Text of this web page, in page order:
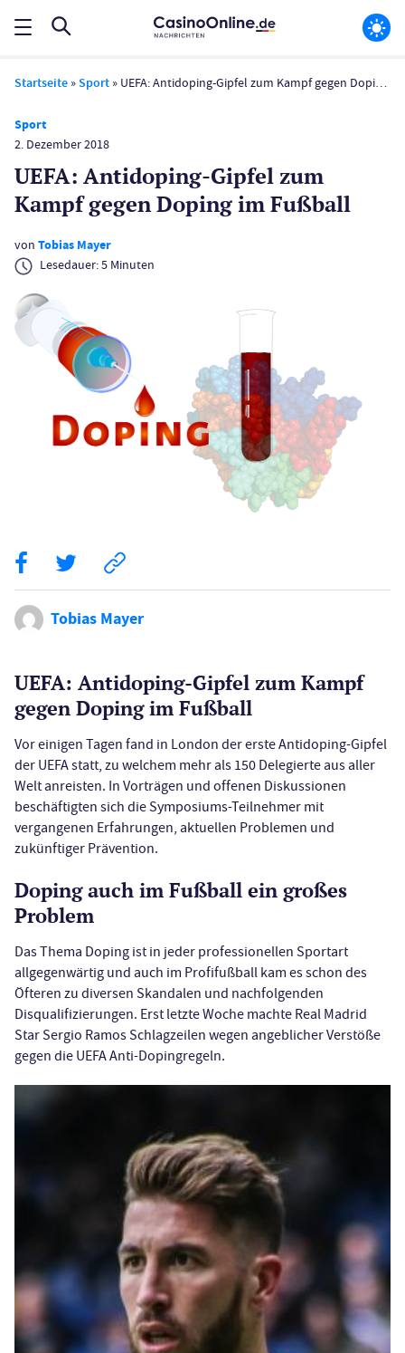
Startseite »Sport » UEFA: Antidoping-Gipfel zum Kampf gegen Doping im Fußball
Sport
2. Dezember 2018
UEFA: Antidoping-Gipfel zum
Kampf gegen Doping im Fußball
von Tobias Mayer
Lesedauer:5 Minuten
Tobias Mayer
UEFA: Antidoping-Gipfel zum Kampf
gegen Doping im Fußball
Vor einigen Tagen fand in London der erste Antidoping-Gipfel
der UEFA statt, zu welchem mehr als 150 Delegierte aus aller
Welt anreisten. In Vorträgen und offenen Diskussionen
beschäftigten sich die Symposiums-Teilnehmer mit
vergangenen Erfahrungen, aktuellen Problemen und
zukünftiger Prävention.
Doping auch im Fußball ein großes
Problem
Das Thema Doping ist in jeder professionellen Sportart
allgegenwärtig und auch im Profifußball kam es schon des
Öfteren zu diversen Skandalen und nachfolgenden
Disqualifizierungen. Erst letzte Woche machte Real Madrid
Star Sergio Ramos Schlagzeilen wegen angeblicher Verstöße
gegen die UEFA Anti-Dopingregeln.